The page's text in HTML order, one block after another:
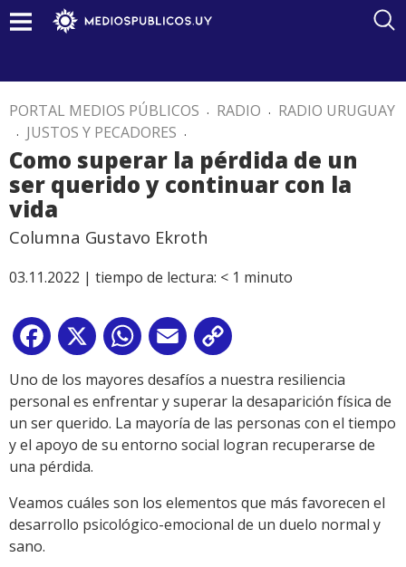
PORTAL MEDIOS PÚBLICOS . RADIO . RADIO URUGUAY
. JUSTOS Y PECADORES .
Como superar la pérdida de un
ser querido y continuar con la
vida
Columna Gustavo Ekroth
03.11.2022 | tiempo de lectura: < 1 minuto
Facebook
X WhatsApp
Email
Link
Uno de los mayores desafíos a nuestra resiliencia
personal es enfrentar y superar la desaparición física de
un ser querido. La mayoría de las personas con el tiempo
y el apoyo de su entorno social logran recuperarse de
una pérdida.
Veamos cuáles son los elementos que más favorecen el
desarrollo psicológico-emocional de un duelo normal y
sano.